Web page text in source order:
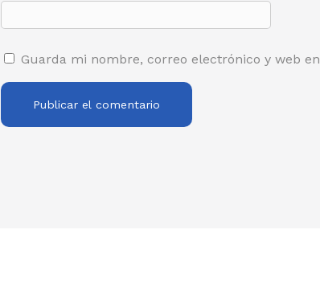
Guarda mi nombre, correo electrónico y web